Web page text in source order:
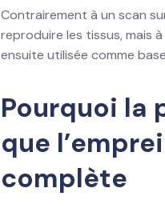
Contrairement à un scan
reproduire les tissus, mais à
ensuite utilisée comme
Pourquoi la
que
complète